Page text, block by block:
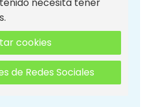
cookies
de Redes Sociales